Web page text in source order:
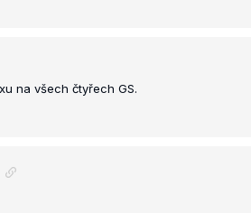
na všech čtyřech GS.